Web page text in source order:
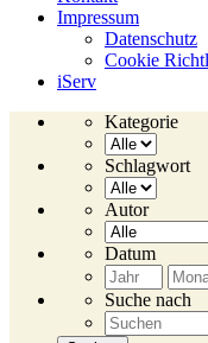
Impressum
Datenschutz
Cookie
iServ
Kategorie
Schlagwort
Autor
Datum
Suche nach